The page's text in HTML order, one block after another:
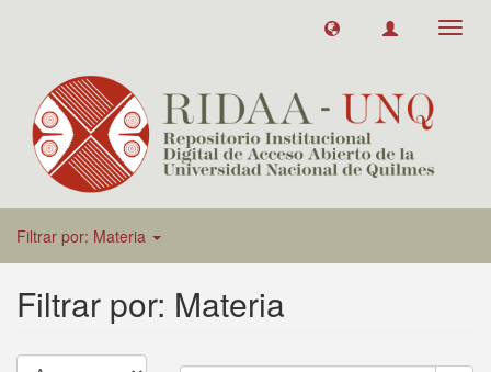
Filtrar por: Materia
Filtrar por: Materia